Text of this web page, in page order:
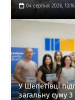
04 серпня 2026, 13:16
У Шепетівці
загальну суму